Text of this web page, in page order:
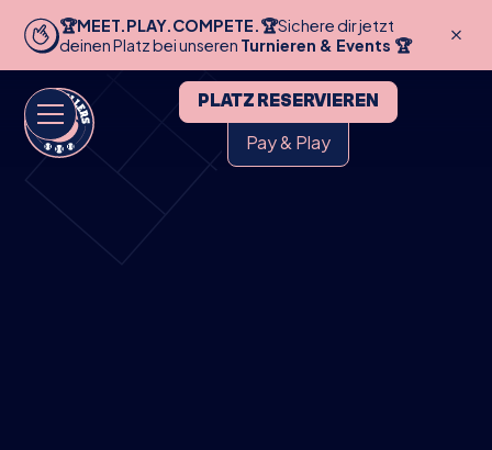
🏆MEET.PLAY.COMPETE.🏆Sichere dir jetzt
deinen Platz bei unseren Turnieren & Events 🏆
PLATZ RESERVIEREN
Pay & Play